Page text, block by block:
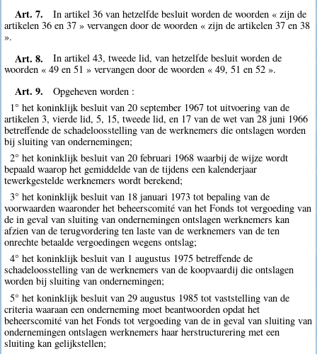
Art. 7.
In artikel 36 van hetzelfde besluit worden de woorden « zijn de
artikelen 36 en 37 » vervangen door de woorden « zijn de artikelen 37 en 38
».
Art. 8.
In artikel 43, tweede lid, van hetzelfde besluit worden de
woorden « 49 en 51 » vervangen door de woorden « 49, 51 en 52 ».
Art. 9.
Opgeheven worden :
1° het koninklijk besluit van 20 september 1967 tot uitvoering van de
artikelen 3, vierde lid, 5, 15, tweede lid, en 17 van de wet van 28 juni 1966
betreffende de schadeloosstelling van de werknemers die ontslagen worden
bij sluiting van ondernemingen;
2° het koninklijk besluit van 20 februari 1968 waarbij de wijze wordt
bepaald waarop het gemiddelde van de tijdens een kalenderjaar
tewerkgestelde werknemers wordt berekend;
3° het koninklijk besluit van 18 januari 1973 tot bepaling van de
voorwaarden waaronder het beheerscomité van het Fonds tot vergoeding van
de in geval van sluiting van ondernemingen ontslagen werknemers kan
afzien van de terugvordering ten laste van de werknemers van de ten
onrechte betaalde vergoedingen wegens ontslag;
4° het koninklijk besluit van 1 augustus 1975 betreffende de
schadeloosstelling van de werknemers van de koopvaardij die ontslagen
worden bij sluiting van ondernemingen;
5° het koninklijk besluit van 29 augustus 1985 tot vaststelling van de
criteria waaraan een onderneming moet beantwoorden opdat het
beheerscomité van het Fonds tot vergoeding van de in geval van sluiting van
ondernemingen ontslagen werknemers haar herstructurering met een
sluiting kan gelijkstellen;